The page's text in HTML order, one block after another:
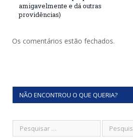
amigavelmente e dá outras
providências)
Os comentários estão fechados.
NÃO ENCONTROU O QUE QUERIA?